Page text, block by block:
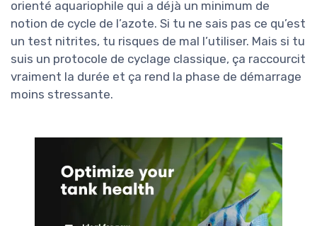
orienté aquariophile qui a déjà un minimum de
notion de cycle de l’azote. Si tu ne sais pas ce qu’est
un test nitrites, tu risques de mal l’utiliser. Mais si tu
suis un protocole de cyclage classique, ça raccourcit
vraiment la durée et ça rend la phase de démarrage
moins stressante.